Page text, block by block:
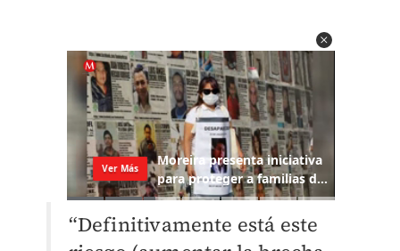
“Definitivamente está este